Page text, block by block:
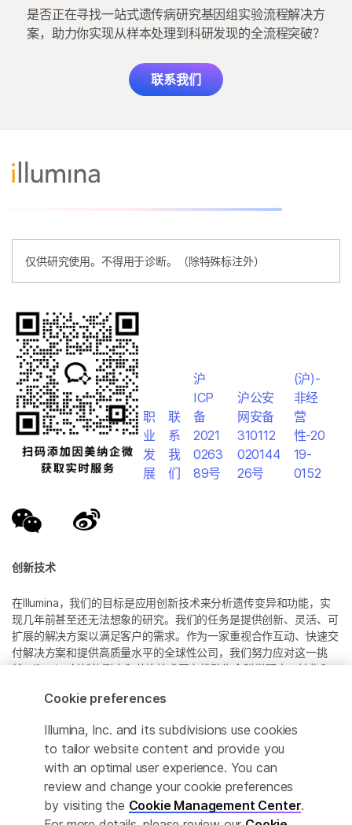
是否正在寻找一站式遗传病研究基因组实验流程解决方
案，助力你实现从样本处理到科研发现的全流程突破？
联系我们
仅供研究使用。不得用于诊断。（除特殊标注外）
创新技术
在Illumina，我们的目标是应用创新技术来分析遗传变异和功能，实
现几年前甚至还无法想象的研究。我们的任务是提供创新、灵活、可
扩展的解决方案以满足客户的需求。作为一家重视合作互动、快速交
付解决方案和提供高质量水平的全球性公司，我们努力应对这一挑
战。Illumina创新的测序和芯片技术正在推动生命科学研究、转化和
具体商标信息，请参见
www.illumina.com.cn/company/legal.html。
Cookie Management Center
职
业
发
展
联
系
我
们
沪
ICP
备
2021
0263
89号
沪公安
网安备
310112
020144
26号
(沪)-
非经
营
性-20
19-
0152
Cookie preferences
Illumina, Inc. and its subdivisions use cookies
to tailor website content and provide you
with an optimal user experience. You can
review and change your cookie preferences
by visiting the Cookie Management Center.